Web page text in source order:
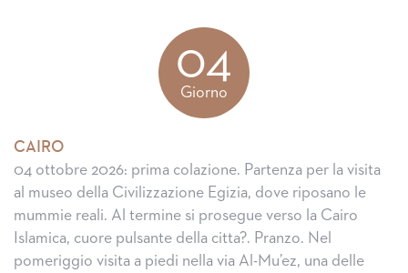
04
Giorno
CAIRO
04 ottobre 2026: prima colazione. Partenza per la visita
al museo della Civilizzazione Egizia, dove riposano le
mummie reali. Al termine si prosegue verso la Cairo
Islamica, cuore pulsante della citta?. Pranzo. Nel
pomeriggio visita a piedi nella via Al-Mu’ez, una delle